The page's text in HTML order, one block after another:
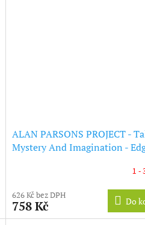
ALAN PARSONS PROJECT -
Mystery And Imagination -
1 -
626 Kč bez DPH
758 Kč Do